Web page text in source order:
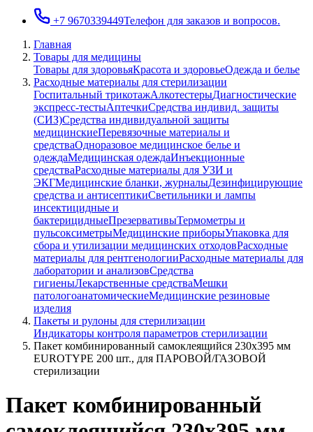
+7 9670339449Телефон для заказов и вопросов.
Главная
Товары для медицины
Товары для здоровьяКрасота и здоровьеОдежда и белье
Расходные материалы для стерилизации
Госпитальный трикотажАлкотестерыДиагностические
экспресс-тестыАптечкиСредства индивид. защиты
(СИЗ)Средства индивидуальной защиты
медицинскиеПеревязочные материалы и
средстваОдноразовое медицинское белье и
одеждаМедицинская одеждаИнъекционные
средстваРасходные материалы для УЗИ и
ЭКГМедицинские бланки, журналыДезинфицирующие
средства и антисептикиСветильники и лампы
инсектицидные и
бактерицидныеПрезервативыТермометры и
пульсоксиметрыМедицинские приборыУпаковка для
сбора и утилизации медицинских отходовРасходные
материалы для рентгенологииРасходные материалы для
лаборатории и анализовСредства
гигиеныЛекарственные средстваМешки
патологоанатомическиеМедицинские резиновые
изделия
Пакеты и рулоны для стерилизации
Индикаторы контроля параметров стерилизации
Пакет комбинированный самоклеящийся 230х395 мм
EUROTYPE 200 шт., для ПАРОВОЙ/ГАЗОВОЙ
стерилизации
Пакет комбинированный